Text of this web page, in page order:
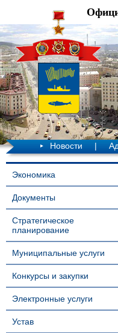
Новости |
Экономика
Документы
Стратегическое
планирование
Муниципальные услуги
Конкурсы и закупки
Электронные услуги
Устав